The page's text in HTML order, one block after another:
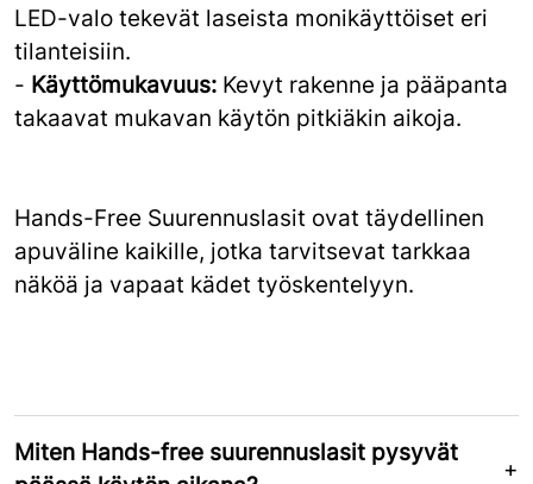
LED-valo tekevät laseista monikäyttöiset eri
tilanteisiin.
- Käyttömukavuus: Kevyt rakenne ja pääpanta
takaavat mukavan käytön pitkiäkin aikoja.
Hands-Free Suurennuslasit ovat täydellinen
apuväline kaikille, jotka tarvitsevat tarkkaa
näköä ja vapaat kädet työskentelyyn.
Miten Hands-free suurennuslasit pysyvät